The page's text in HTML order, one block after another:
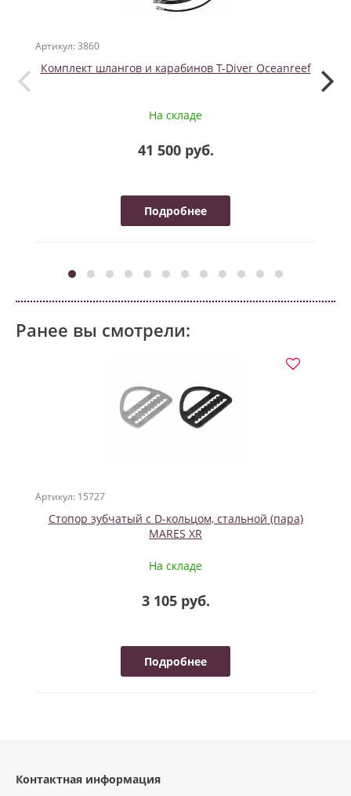
Артикул: 3860
Комплект шлангов и карабинов T-Diver Oceanreef
На складе
41 500 руб.
Подробнее
Ранее вы смотрели:
Артикул: 15727
Стопор зубчатый с D-кольцом, стальной (пара)
MARES XR
На складе
3 105 руб.
Подробнее
Контактная информация